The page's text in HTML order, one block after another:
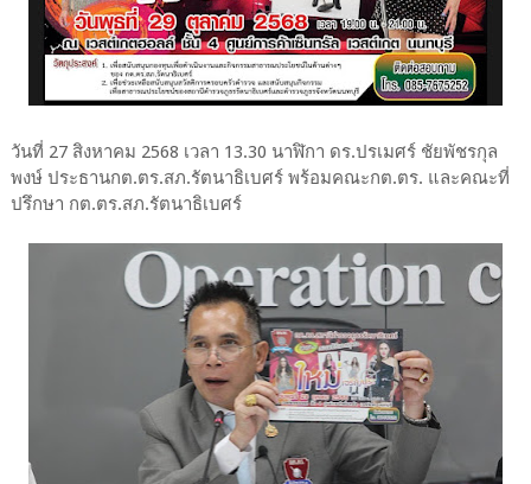
วันที่ 27 สิงหาคม 2568 เวลา 13.30 นาฬิกา ดร.ปรเมศร์ ชัยพัชรกุล
พงษ์ ประธานกต.ตร.สภ.รัตนาธิเบศร์ พร้อมคณะกต.ตร. และคณะที่
ปรึกษา กต.ตร.สภ.รัตนาธิเบศร์